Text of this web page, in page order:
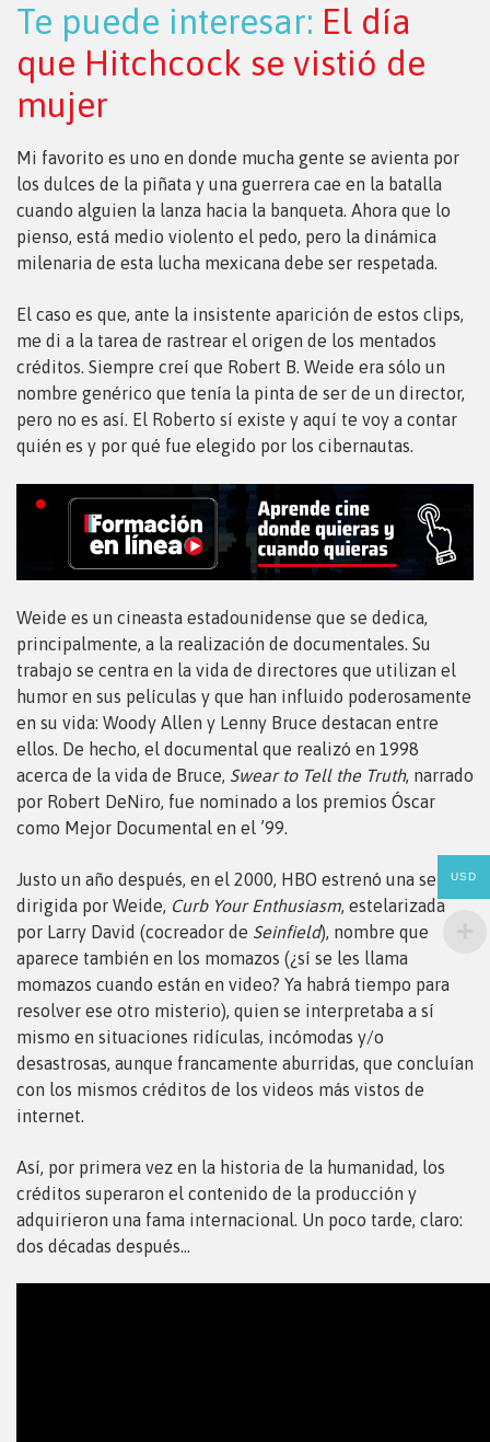
Te puede interesar: El día
que Hitchcock se vistió de
mujer
Mi favorito es uno en donde mucha gente se avienta por
los dulces de la piñata y una guerrera cae en la batalla
cuando alguien la lanza hacia la banqueta. Ahora que lo
pienso, está medio violento el pedo, pero la dinámica
milenaria de esta lucha mexicana debe ser respetada.
El caso es que, ante la insistente aparición de estos clips,
me di a la tarea de rastrear el origen de los mentados
créditos. Siempre creí que Robert B. Weide era sólo un
nombre genérico que tenía la pinta de ser de un director,
pero no es así. El Roberto sí existe y aquí te voy a contar
quién es y por qué fue elegido por los cibernautas.
Weide es un cineasta estadounidense que se dedica,
principalmente, a la realización de documentales. Su
trabajo se centra en la vida de directores que utilizan el
humor en sus películas y que han influido poderosamente
en su vida: Woody Allen y Lenny Bruce destacan entre
ellos. De hecho, el documental que realizó en 1998
acerca de la vida de Bruce, Swear to Tell the Truth, narrado
por Robert DeNiro, fue nominado a los premios Óscar
como Mejor Documental en el ’99.
Justo un año después, en el 2000, HBO estrenó una serie
dirigida por Weide, Curb Your Enthusiasm, estelarizada
por Larry David (cocreador de Seinfield), nombre que
aparece también en los momazos (¿sí se les llama
momazos cuando están en video? Ya habrá tiempo para
resolver ese otro misterio), quien se interpretaba a sí
mismo en situaciones ridículas, incómodas y/o
desastrosas, aunque francamente aburridas, que concluían
con los mismos créditos de los videos más vistos de
internet.
Así, por primera vez en la historia de la humanidad, los
créditos superaron el contenido de la producción y
adquirieron una fama internacional. Un poco tarde, claro:
dos décadas después…
USD